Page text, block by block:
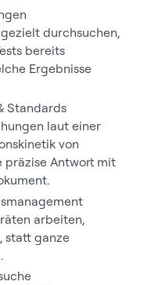
durchsuchen,
bereits
Ergebnisse
Standards
laut einer
von
präzise Antwort mit
arbeiten,
statt ganze